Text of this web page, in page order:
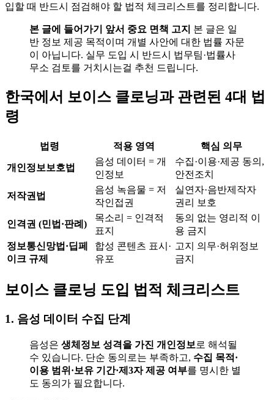
입할 때 반드시 점검해야 할 법적 체크리스트를 정리합니다.
본 글에 들어가기 앞서 중요 면책 고지 본 글은 일
반 정보 제공 목적이며 개별 사안에 대한 법률 자문
이 아닙니다. 실무 도입 시 반드시 법무팀·법률사
무소 검토를 거치시는걸 추천 드립니다.
한국에서 보이스 클로닝과 관련된 4대 법
령
법령 적용 영역 핵심 의무
개인정보보호법
음성 데이터 = 개
인정보
수집·이용·제공 동의,
안전조치
저작권법
음성 녹음물 = 저
작인접권
실연자·음반제작자
권리 보호
인격권 (민법·판례)
목소리 = 인격적
표지
동의 없는 영리적 이
용 금지
정보통신망법·딥페
이크 규제
합성 콘텐츠 표시·
유포
고지 의무·허위정보
금지
보이스 클로닝 도입 법적 체크리스트
1. 음성 데이터 수집 단계
음성은 생체정보 성격을 가진 개인정보로 해석될
수 있습니다. 단순 동의로는 부족하고, 수집 목적·
이용 범위·보유 기간·제3자 제공 여부를 명시한 별
도 동의가 필요합니다.